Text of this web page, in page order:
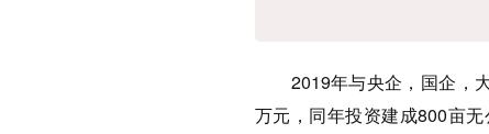
2019年与央企，国企，大
万元，同年投资建成800亩